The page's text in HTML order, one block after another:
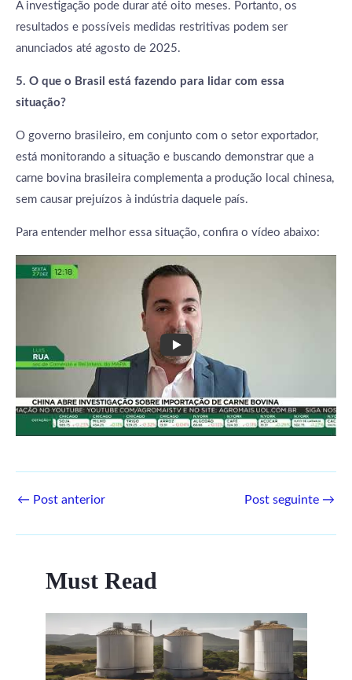
A investigação pode durar até oito meses. Portanto, os
resultados e possíveis medidas restritivas podem ser
anunciados até agosto de 2025.
5. O que o Brasil está fazendo para lidar com essa
situação?
O governo brasileiro, em conjunto com o setor exportador,
está monitorando a situação e buscando demonstrar que a
carne bovina brasileira complementa a produção local chinesa,
sem causar prejuízos à indústria daquele país.
Para entender melhor essa situação, confira o vídeo abaixo:
← Post anterior Post seguinte →
Must Read